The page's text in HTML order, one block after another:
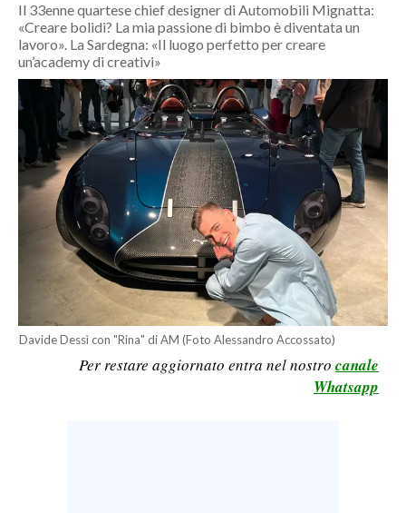
MONDO
POLITICA
ECONOMIA
SERVIZI ALLE IMPRESE
LAVORO
BANDI
SPORT IN SARDEGNA
SPORT
RISULTATI E CLASSIFICHE
CALCIO
CALCIO REGIONALE
Il 33enne quartese chief designer di Automobili Mignatta:
«Creare bolidi? La mia passione di bimbo è diventata un
lavoro». La Sardegna: «Il luogo perfetto per creare
un’academy di creativi»
Davide Dessì con "Rina" di AM (Foto Alessandro Accossato)
Per restare aggiornato entra nel nostro canale
Whatsapp